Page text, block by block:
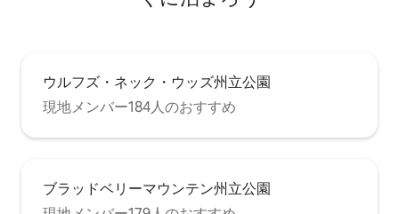
ウルフズ・ネック・ウッズ州立公園
現地メンバー184人のおすすめ
ブラッドベリーマウンテン州立公園